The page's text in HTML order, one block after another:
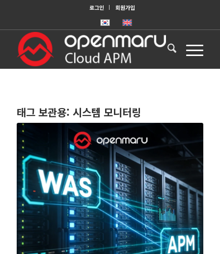
로그인 회원가입
태그 보관용: 시스템 모니터링